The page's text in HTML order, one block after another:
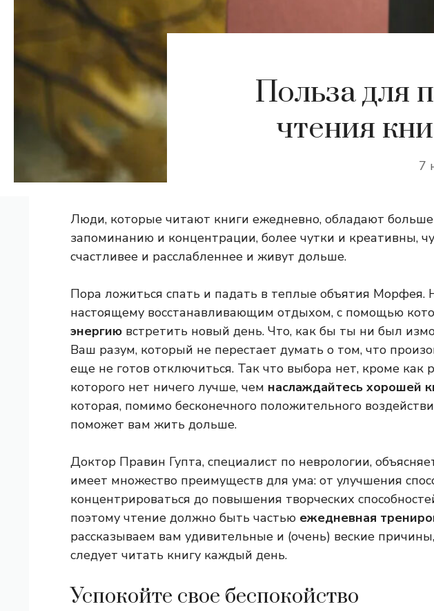
Польза для
чтения
7
Люди, которые читают книги ежедневно, обладают
запоминанию и концентрации, более чутки и креативны,
счастливее и расслабленнее и живут дольше.
Пора ложиться спать и падать в теплые объятия Морфея.
настоящему восстанавливающим отдыхом, с помощью
энергию встретить новый день. Что, как бы ты ни был
Ваш разум, который не перестает думать о том, что
еще не готов отключиться. Так что выбора нет, кроме как
которого нет ничего лучше, чем наслаждайтесь хорошей
которая, помимо бесконечного положительного
поможет вам жить дольше.
Доктор Правин Гупта, специалист по неврологии,
имеет множество преимуществ для ума: от улучшения
концентрироваться до повышения творческих
поэтому чтение должно быть частью ежедневная
рассказываем вам удивительные и (очень) веские
следует читать книгу каждый день.
Успокойте свое беспокойство